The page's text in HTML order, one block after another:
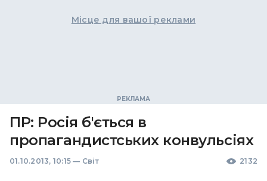
Місце для вашої реклами
ПР: Росія б'ється в
пропагандистських конвульсіях
01.10.2013, 10:15 — Світ 2132